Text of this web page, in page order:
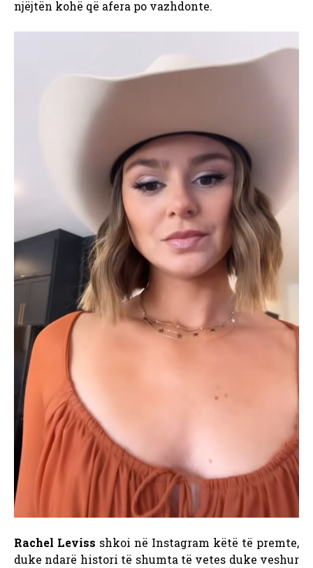
njëjtën kohë që afera po vazhdonte.
Rachel Leviss shkoi në Instagram këtë të premte,
duke ndarë histori të shumta të vetes duke veshur